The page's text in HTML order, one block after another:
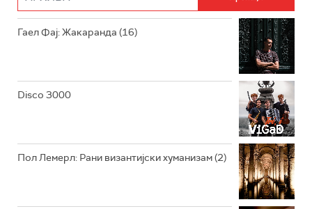
РАДИО ЏЕЗЕР
Гаел Фај: Жакаранда (16)
Disco 3000
Пол Лемерл: Рани византијски хуманизам (2)